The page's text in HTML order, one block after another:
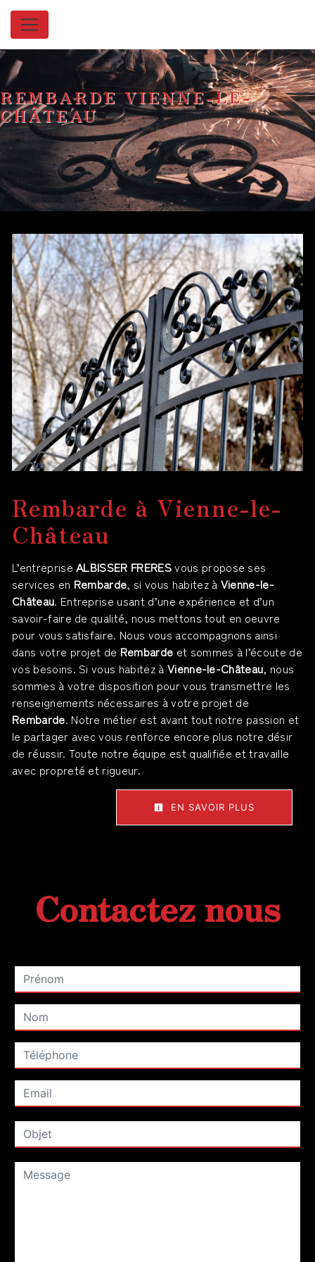
Panneau de gestion des cookies
REMBARDE VIENNE-LE-
CHÂTEAU
Rembarde à Vienne-le-
Château
L’entrepriseALBISSER FRERESvous propose ses
services en Rembarde, si vous habitez à Vienne-le-
Château. Entreprise usant d’une expérience et d’un
savoir-faire de qualité, nous mettons tout en oeuvre
pour vous satisfaire. Nous vous accompagnons ainsi
dans votre projet de Rembarde et sommes à l’écoute de
vos besoins. Si vous habitez à Vienne-le-Château, nous
sommes à votre disposition pour vous transmettre les
renseignements nécessaires à votre projet de
Rembarde. Notre métier est avant tout notre passion et
le partager avec vous renforce encore plus notre désir
de réussir. Toute notre équipe est qualifiée et travaille
avec propreté et rigueur.
EN SAVOIR PLUS
Contactez nous